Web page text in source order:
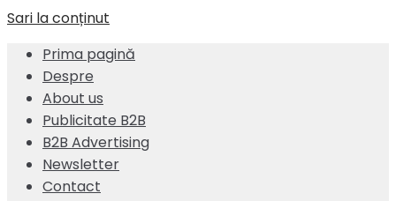
Sari la conținut
Prima pagină
Despre
About us
Publicitate B2B
B2B Advertising
Newsletter
Contact